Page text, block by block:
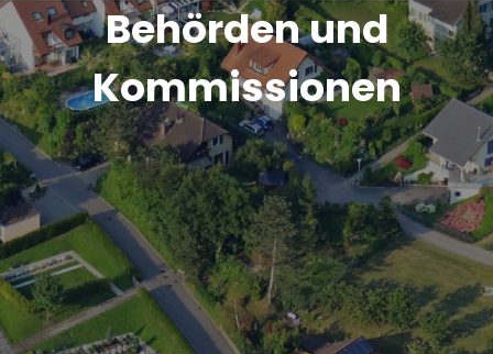
Behörden und
Kommissionen